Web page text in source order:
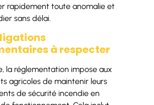
rapidement toute anomalie et
sans délai.
à respecter
la réglementation impose aux
agricoles de maintenir leurs
de sécurité incendie en